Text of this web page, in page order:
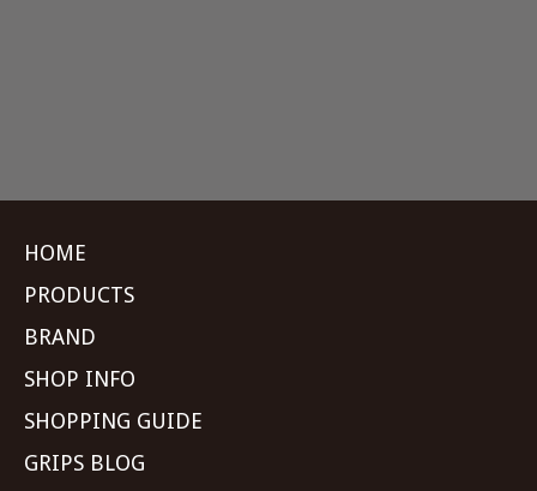
HOME
PRODUCTS
BRAND
SHOP INFO
SHOPPING GUIDE
GRIPS BLOG